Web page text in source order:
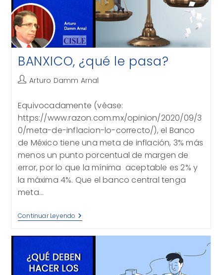
BANXICO, ¿qué le pasa?
Autor
entrada:
Arturo Damm Arnal
Equivocadamente (véase:
https://www.razon.com.mx/opinion/2020/09/3
0/meta-de-inflacion-lo-correcto/), el Banco
de México tiene una meta de inflación, 3% más
menos un punto porcentual de margen de
error, por lo que la mínima aceptable es 2% y
la máxima 4%. Que el banco central tenga
meta…
Continuar Leyendo BANXICO,
¿qué
Pasa?